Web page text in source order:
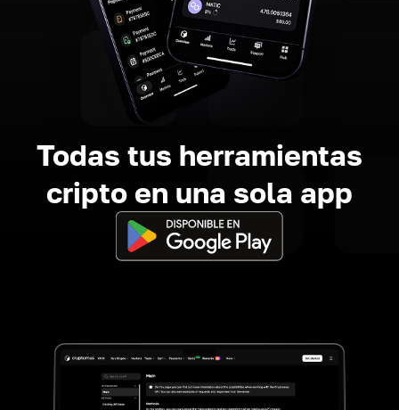
Todas tus herramientas
cripto en una sola app